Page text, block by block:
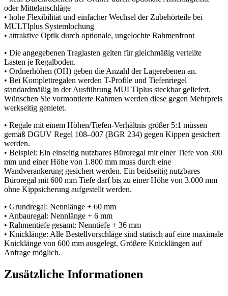
oder Mittelanschläge
• hohe Flexibilität und einfacher Wechsel der Zubehörteile bei
MULTIplus Systemlochung
• attraktive Optik durch optionale, ungelochte Rahmenfront
• Die angegebenen Traglasten gelten für gleichmäßig verteilte
Lasten je Regalboden.
• Ordnerhöhen (OH) geben die Anzahl der Lagerebenen an.
• Bei Komplettregalen werden T-Profile und Tiefenriegel
standardmäßig in der Ausführung MULTIplus steckbar geliefert.
Wünschen Sie vormontierte Rahmen werden diese gegen Mehrpreis
werkseitig genietet.
• Regale mit einem Höhen/Tiefen-Verhältnis größer 5:1 müssen
gemäß DGUV Regel 108–007 (BGR 234) gegen Kippen gesichert
werden.
• Beispiel: Ein einseitig nutzbares Büroregal mit einer Tiefe von 300
mm und einer Höhe von 1.800 mm muss durch eine
Wandverankerung gesichert werden. Ein beidseitig nutzbares
Büroregal mit 600 mm Tiefe darf bis zu einer Höhe von 3.000 mm
ohne Kippsicherung aufgestellt werden.
• Grundregal: Nennlänge + 60 mm
• Anbauregal: Nennlänge + 6 mm
• Rahmentiefe gesamt: Nenntiefe + 36 mm
• Knicklänge: Alle Bestellvorschläge sind statisch auf eine maximale
Knicklänge von 600 mm ausgelegt. Größere Knicklängen auf
Anfrage möglich.
Zusätzliche Informationen